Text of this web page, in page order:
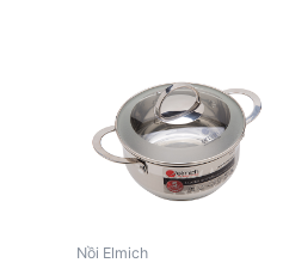
Nồi Elmich